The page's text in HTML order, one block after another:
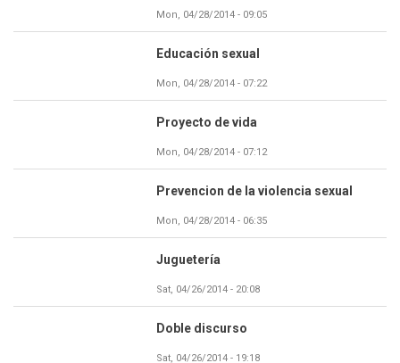
Mon, 04/28/2014 - 09:05
Educación sexual
Mon, 04/28/2014 - 07:22
Proyecto de vida
Mon, 04/28/2014 - 07:12
Prevencion de la violencia sexual
Mon, 04/28/2014 - 06:35
Juguetería
Sat, 04/26/2014 - 20:08
Doble discurso
Sat, 04/26/2014 - 19:18